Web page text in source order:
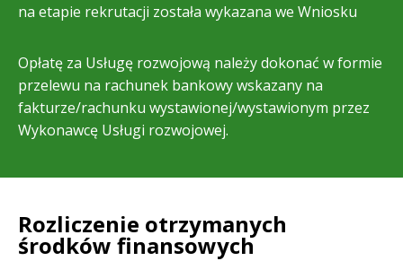
na etapie rekrutacji została wykazana we Wniosku
Opłatę za Usługę rozwojową należy dokonać w formie
przelewu na rachunek bankowy wskazany na
fakturze/rachunku wystawionej/wystawionym przez
Wykonawcę Usługi rozwojowej.
Rozliczenie otrzymanych
środków finansowych